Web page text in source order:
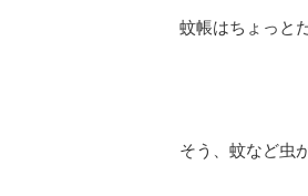
蚊帳はちょっと
そう、蚊など虫